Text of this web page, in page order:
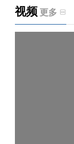
天山观察丨
援疆心语｜
视频 更多